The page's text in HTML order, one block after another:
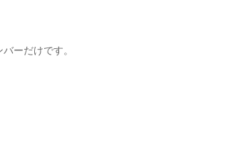
ーだけです。